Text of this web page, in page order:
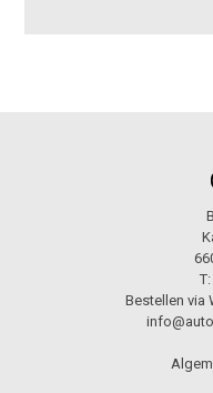
T:
Bestellen via